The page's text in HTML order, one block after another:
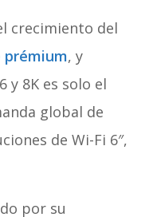
crecimiento del
prémium, y
y 8K es solo el
global de
de Wi-Fi 6″,
por su